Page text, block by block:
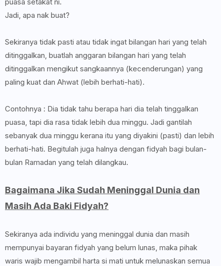
Jadi, apa nak buat?
Sekiranya tidak pasti atau tidak ingat bilangan hari yang telah
ditinggalkan, buatlah anggaran bilangan hari yang telah
ditinggalkan mengikut sangkaannya (kecenderungan) yang
paling kuat dan Ahwat (lebih berhati-hati).
Contohnya : Dia tidak tahu berapa hari dia telah tinggalkan
puasa, tapi dia rasa tidak lebih dua minggu. Jadi gantilah
sebanyak dua minggu kerana itu yang diyakini (pasti) dan lebih
berhati-hati. Begitulah juga halnya dengan fidyah bagi bulan-
bulan Ramadan yang telah dilangkau.
Bagaimana Jika Sudah Meninggal Dunia dan
Masih Ada Baki Fidyah?
Sekiranya ada individu yang meninggal dunia dan masih
mempunyai bayaran fidyah yang belum lunas, maka pihak
waris wajib mengambil harta si mati untuk melunaskan semua